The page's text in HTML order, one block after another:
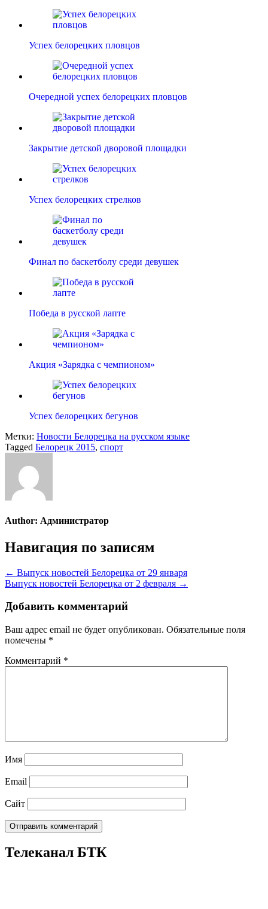
Успех белорецких пловцов
Очередной успех белорецких пловцов
Закрытие детской дворовой площадки
Успех белорецких стрелков
Финал по баскетболу среди девушек
Победа в русской лапте
Акция «Зарядка с чемпионом»
Успех белорецких бегунов
Метки: Новости Белорецка на русском языке
Tagged Белорецк 2015, спорт
Author: Администратор
Навигация по записям
← Выпуск новостей Белорецка от 29 января
Выпуск новостей Белорецка от 2 февраля →
Добавить комментарий
Ваш адрес email не будет опубликован. Обязательные поля
помечены *
Комментарий *
Имя
Email
Сайт
Телеканал БТК